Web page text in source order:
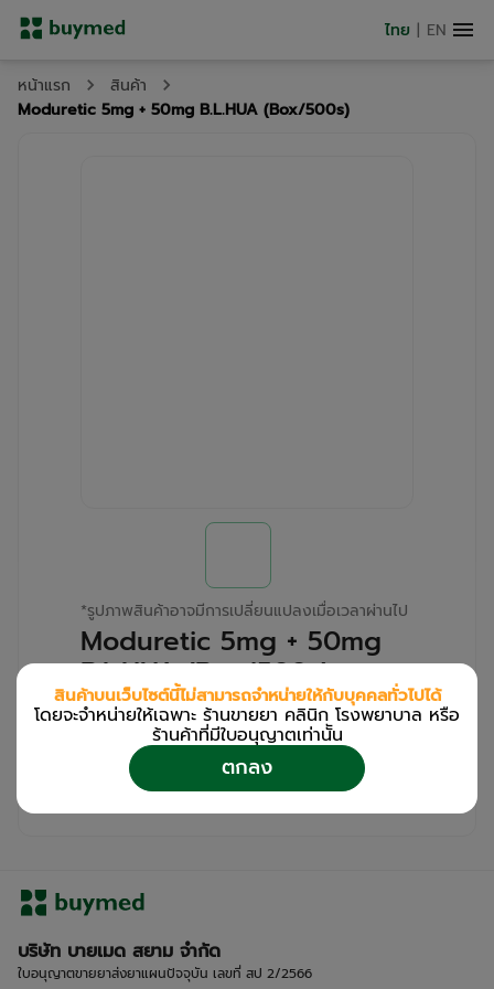
ไทย | EN
หน้าแรก
สินค้า
Moduretic 5mg + 50mg B.L.HUA (Box/500s)
*รูปภาพสินค้าอาจมีการเปลี่ยนแปลงเมื่อเวลาผ่านไป
Moduretic 5mg + 50mg
B.L.HUA (Box/500s)
สำหรับลูกค้าเฉพาะร้านขายยา คลินิก และโรง
เข้าสู่ระบบ
ลงทะเบียน
เพื่อดูรายละเอียดเพิ่มเติม
บริษัท บายเมด สยาม จำกัด
ใบอนุญาตขายยาส่งยาแผนปัจจุบัน เลขที่ สป 2/2566
สินค้าบนเว็บไซต์นี้ไม่สามารถจำหน่ายให้กับบุคคลทั่วไปได้
โดยจะจำหน่ายให้เฉพาะ ร้านขายยา คลินิก โรงพยาบาล หรือ
ร้านค้าที่มีใบอนุญาตเท่านััน
ตกลง